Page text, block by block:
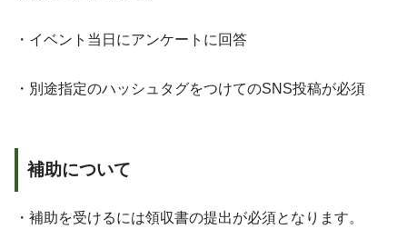
・イベント当日にアンケートに回答
・別途指定のハッシュタグをつけてのSNS投稿が必須
補助について
・補助を受けるには領収書の提出が必須となります。